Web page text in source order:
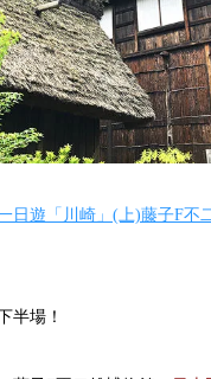
日遊「川崎」(上)藤子F不
半場！